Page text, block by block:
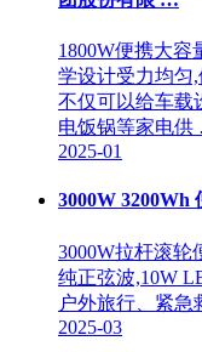
1800W便携大
学设计受力均匀
不仅可以给车载
电饭锅等家电
2025-01
3000W 3200Wh
3000W拉杆滚轮
纯正弦波,10W
户外旅行、紧急
2025-03